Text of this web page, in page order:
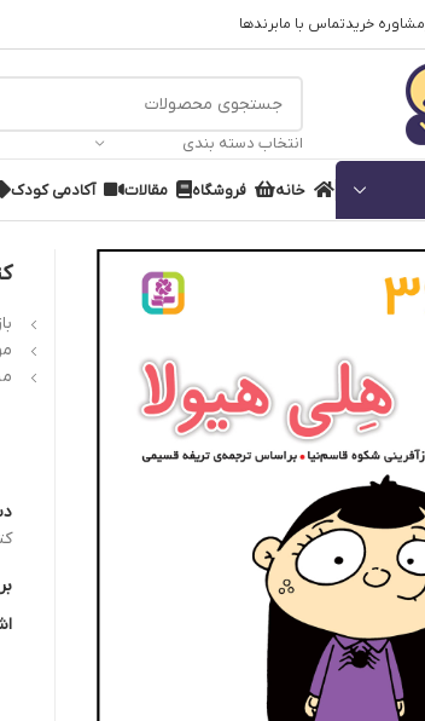
مشاوره خریدتماس با مابرندها
انتخاب دسته بندی
خانه فروشگاه مقالات آکادمی کودک